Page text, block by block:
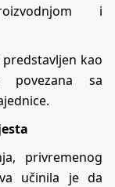
i
kao
povezana sa
privremenog
učinila je da